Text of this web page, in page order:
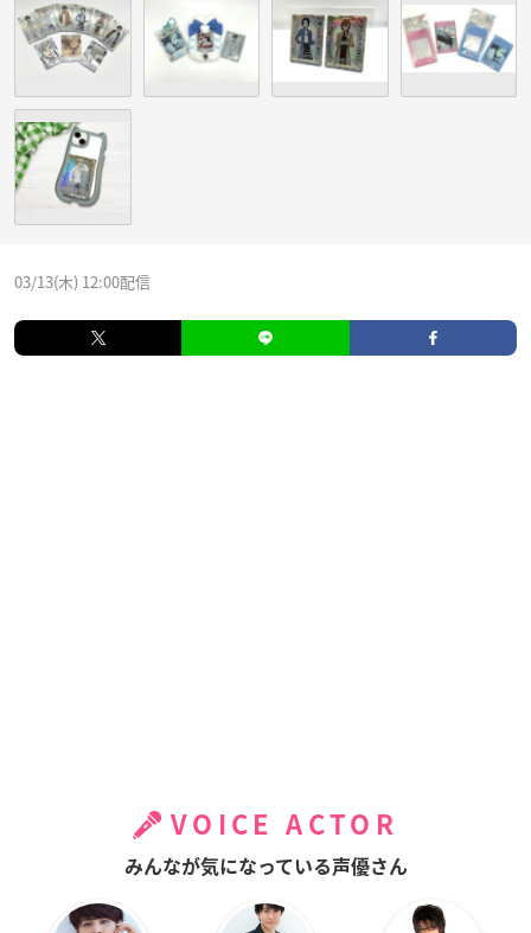
03/13(木) 12:00配信
VOICE ACTOR
みんなが気になっている声優さん